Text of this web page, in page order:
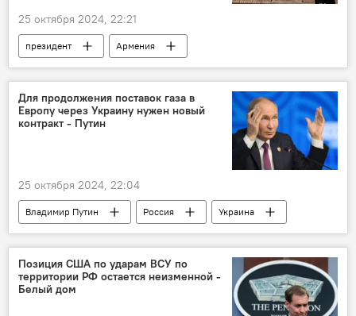
25 октября 2024, 22:21
президент
Армения
Новости Армения
МИД
Для продолжения поставок газа в
Европу через Украину нужен новый
контракт - Путин
25 октября 2024, 22:04
Владимир Путин Россия
Украина
Путинка
Позиция США по ударам ВСУ по
территории РФ остается неизменной -
Белый дом